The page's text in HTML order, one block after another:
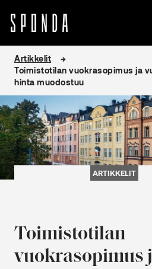
sisältöön
Artikkelit
Toimistotilan vuokrasopimus ja
hinta muodostuu
ARTIKKELIT
Toimistotilan
vuokrasopimus